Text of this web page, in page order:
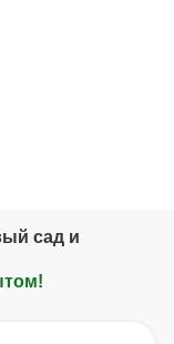
сад и